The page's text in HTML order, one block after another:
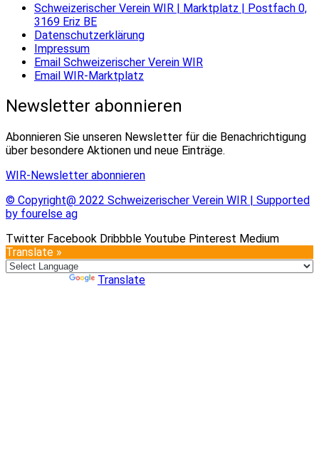
Schweizerischer Verein WIR | Marktplatz | Postfach 0,
3169 Eriz BE
Datenschutzerklärung
Impressum
Email Schweizerischer Verein WIR
Email WIR-Marktplatz
Newsletter abonnieren
Abonnieren Sie unseren Newsletter für die Benachrichtigung
über besondere Aktionen und neue Einträge.
WIR-Newsletter abonnieren
© Copyright@ 2022 Schweizerischer Verein WIR | Supported
by fourelse ag
Twitter Facebook Dribbble Youtube Pinterest Medium
Translate »
Translate